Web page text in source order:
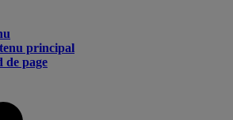
principal
de page